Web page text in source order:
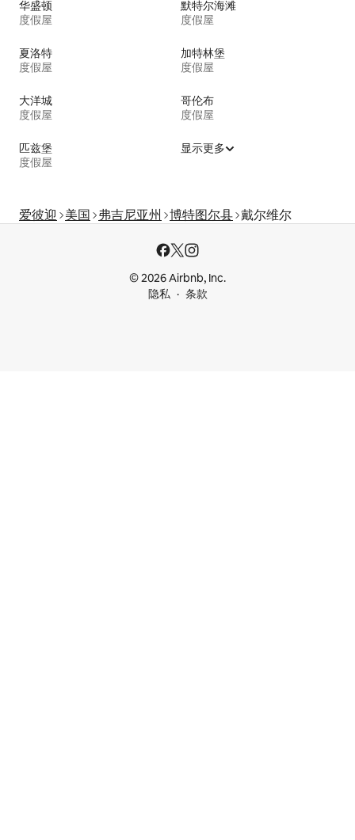
华盛顿
度假屋
默特尔海滩
度假屋
夏洛特
度假屋
加特林堡
度假屋
大洋城
度假屋
哥伦布
度假屋
匹兹堡
度假屋
显示更多
爱彼迎 美国 弗吉尼亚州 博特图尔县 戴尔维尔
© 2026 Airbnb, Inc.
隐私
条款